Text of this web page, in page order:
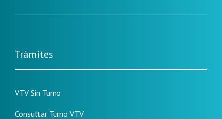
Trámites
VTV Sin Turno
Consultar Turno VTV